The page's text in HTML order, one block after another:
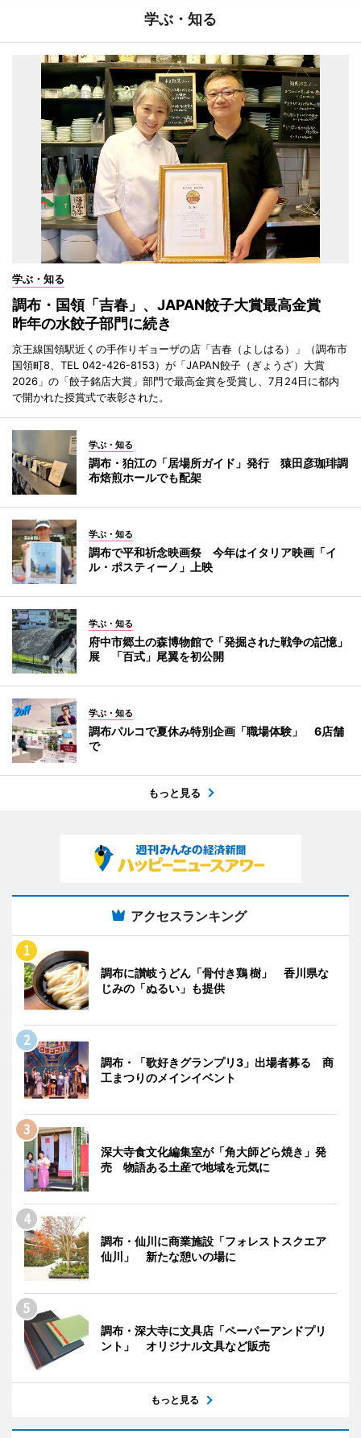
学ぶ・知る
学ぶ・知る
調布・国領「吉春」、JAPAN餃子大賞最高金賞
昨年の水餃子部門に続き
京王線国領駅近くの手作りギョーザの店「吉春（よしはる）」（調布市
国領町8、TEL 042-426-8153）が「JAPAN餃子（ぎょうざ）大賞
2026」の「餃子銘店大賞」部門で最高金賞を受賞し、7月24日に都内
で開かれた授賞式で表彰された。
学ぶ・知る
調布・狛江の「居場所ガイド」発行 猿田彦珈琲調
布焙煎ホールでも配架
学ぶ・知る
調布で平和祈念映画祭 今年はイタリア映画「イ
ル・ポスティーノ」上映
学ぶ・知る
府中市郷土の森博物館で「発掘された戦争の記憶」
展 「百式」尾翼を初公開
学ぶ・知る
調布パルコで夏休み特別企画「職場体験」 6店舗
で
もっと見る
アクセスランキング
調布に讃岐うどん「骨付き鶏 樹」 香川県な
じみの「ぬるい」も提供
調布・「歌好きグランプリ3」出場者募る 商
工まつりのメインイベント
深大寺食文化編集室が「角大師どら焼き」発
売 物語ある土産で地域を元気に
調布・仙川に商業施設「フォレストスクエア
仙川」 新たな憩いの場に
調布・深大寺に文具店「ペーパーアンドプリ
ント」 オリジナル文具など販売
もっと見る